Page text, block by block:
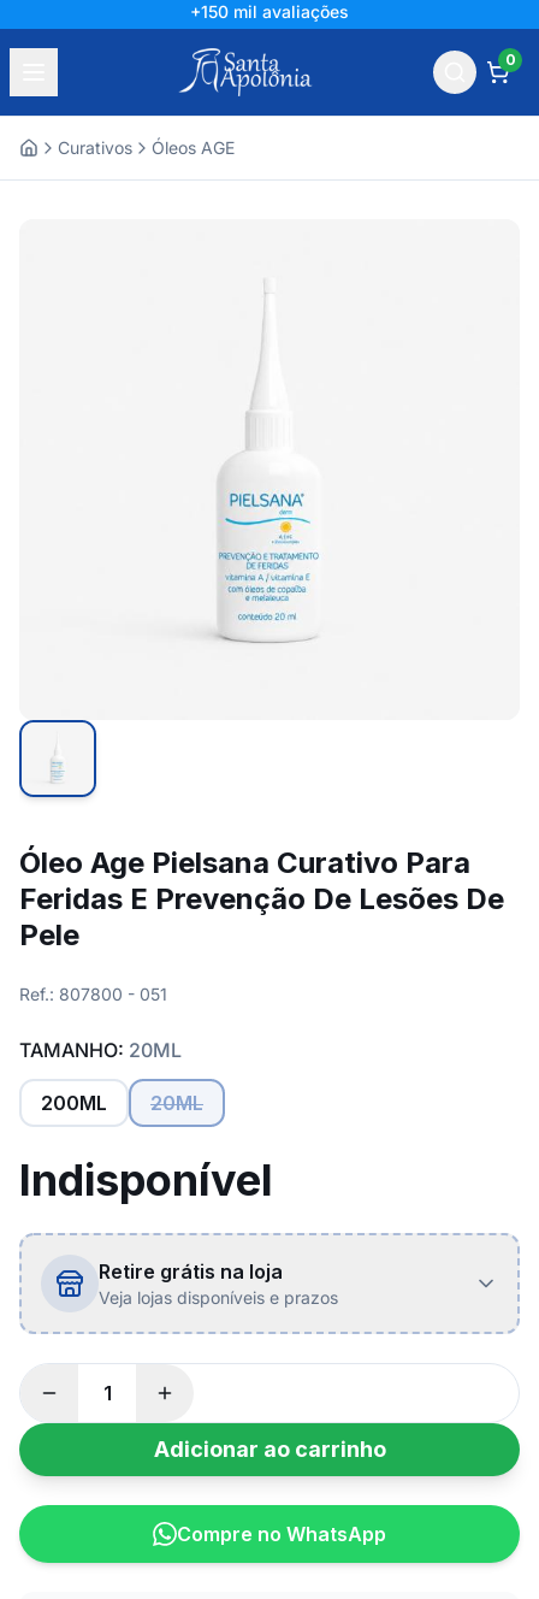
+150 mil avaliações
0
Curativos Óleos AGE
Óleo Age Pielsana Curativo Para
Feridas E Prevenção De Lesões De
Pele
Ref.: 807800 - 051
TAMANHO: 20ML
200ML 20ML
Indisponível
Retire grátis na loja
Veja lojas disponíveis e prazos
Adicionar ao carrinho
Compre no WhatsApp